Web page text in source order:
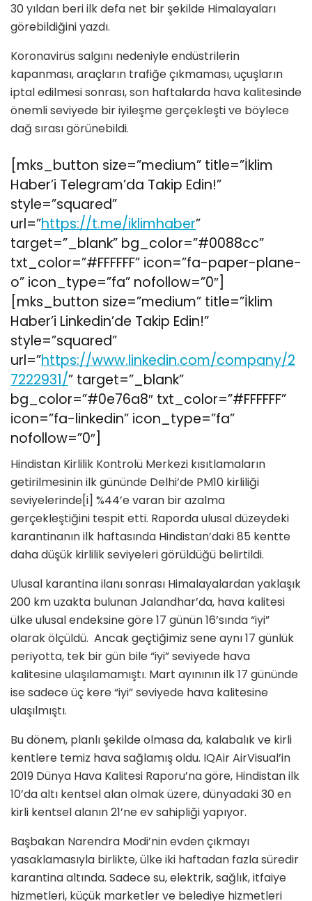
30 yıldan beri ilk defa net bir şekilde Himalayaları
görebildiğini yazdı.
Koronavirüs salgını nedeniyle endüstrilerin
kapanması, araçların trafiğe çıkmaması, uçuşların
iptal edilmesi sonrası, son haftalarda hava kalitesinde
önemli seviyede bir iyileşme gerçekleşti ve böylece
dağ sırası görünebildi.
[mks_button size=”medium” title=”İklim
Haber’i Telegram’da Takip Edin!”
style=”squared”
url=”https://t.me/iklimhaber”
target=”_blank” bg_color=”#0088cc”
txt_color=”#FFFFFF” icon=”fa-paper-plane-
o” icon_type=”fa” nofollow=”0″]
[mks_button size=”medium” title=”İklim
Haber’i Linkedin’de Takip Edin!”
style=”squared”
url=”https://www.linkedin.com/company/2
7222931/” target=”_blank”
bg_color=”#0e76a8″ txt_color=”#FFFFFF”
icon=”fa-linkedin” icon_type=”fa”
nofollow=”0″]
Hindistan Kirlilik Kontrolü Merkezi kısıtlamaların
getirilmesinin ilk gününde Delhi’de PM10 kirliliği
seviyelerinde[i] %44’e varan bir azalma
gerçekleştiğini tespit etti. Raporda ulusal düzeydeki
karantinanın ilk haftasında Hindistan’daki 85 kentte
daha düşük kirlilik seviyeleri görüldüğü belirtildi.
Ulusal karantina ilanı sonrası Himalayalardan yaklaşık
200 km uzakta bulunan Jalandhar’da, hava kalitesi
ülke ulusal endeksine göre 17 günün 16’sında “iyi”
olarak ölçüldü. Ancak geçtiğimiz sene aynı 17 günlük
periyotta, tek bir gün bile “iyi” seviyede hava
kalitesine ulaşılamamıştı. Mart ayınının ilk 17 gününde
ise sadece üç kere “iyi” seviyede hava kalitesine
ulaşılmıştı.
Bu dönem, planlı şekilde olmasa da, kalabalık ve kirli
kentlere temiz hava sağlamış oldu. IQAir AirVisual’in
2019 Dünya Hava Kalitesi Raporu’na göre, Hindistan ilk
10’da altı kentsel alan olmak üzere, dünyadaki 30 en
kirli kentsel alanın 21’ne ev sahipliği yapıyor.
Başbakan Narendra Modi’nin evden çıkmayı
yasaklamasıyla birlikte, ülke iki haftadan fazla süredir
karantina altında. Sadece su, elektrik, sağlık, itfaiye
hizmetleri, küçük marketler ve belediye hizmetleri